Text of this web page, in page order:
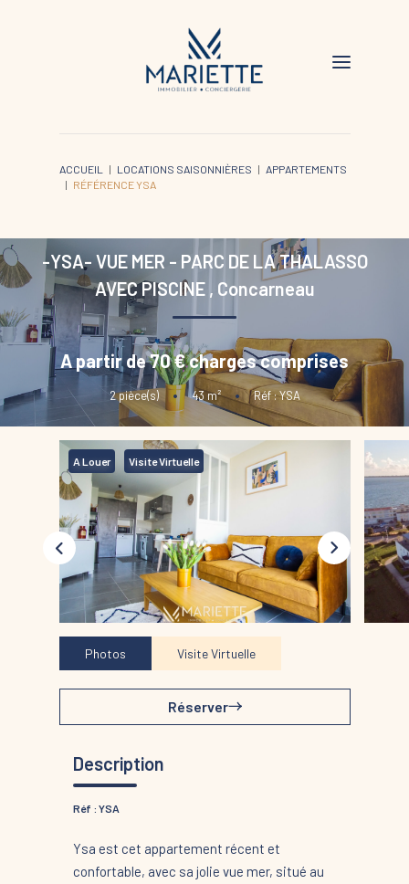
ACCUEIL LOCATIONS SAISONNIÈRES
APPARTEMENTS
RÉFÉRENCE YSA
-YSA- VUE MER - PARC DE LA THALASSO
AVEC PISCINE , Concarneau
A partir de 70 € charges comprises
2pièce(s) • 43 m² • Réf : YSA
A Louer Visite Virtuelle
Photos Visite Virtuelle
Réserver
Description
Réf : YSA
Ysa est cet appartement récent et
confortable, avec sa jolie vue mer, situé au